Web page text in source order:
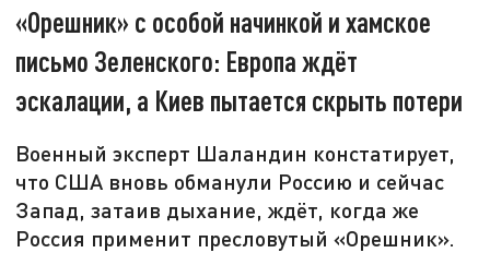
«Орешник» с особой начинкой и хамское
письмо Зеленского: Европа ждёт
эскалации, а Киев пытается скрыть потери
Военный эксперт Шаландин констатирует,
что США вновь обманули Россию и сейчас
Запад, затаив дыхание, ждёт, когда же
Россия применит пресловутый «Орешник».